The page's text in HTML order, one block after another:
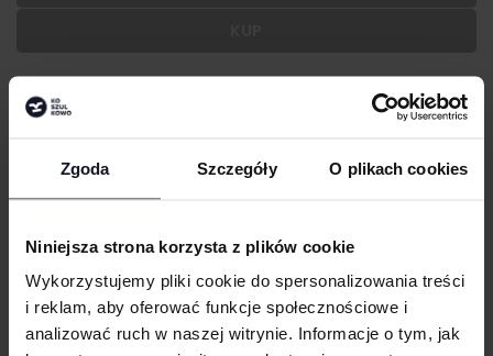
Zgoda Szczegóły O plikach cookies
Niniejsza strona korzysta z plików cookie
Wykorzystujemy pliki cookie do spersonalizowania treści
i reklam, aby oferować funkcje społecznościowe i
analizować ruch w naszej witrynie. Informacje o tym, jak
OPIS
Wszywka materiałowa
TECHNIKI ZDOBIENIA
RODZAJ NADRUKU
UMIEJSCOWIENIE
WIELKOŚĆ
W:
cm | SZ: cm
WGRAJ GRAFIKĘ